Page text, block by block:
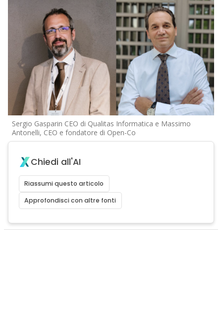
Sergio Gasparin CEO di Qualitas Informatica e Massimo
Antonelli, CEO e fondatore di Open-Co
Chiedi all'AI
Riassumi questo articolo
Approfondisci con altre fonti